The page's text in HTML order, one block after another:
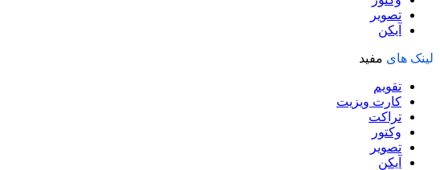
تصویر
آیکن
لینک های مفید
تقویم
کارت ویزیت
تراکت
وکتور
تصویر
آیکن